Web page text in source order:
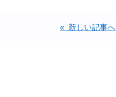
« 新しい記事へ